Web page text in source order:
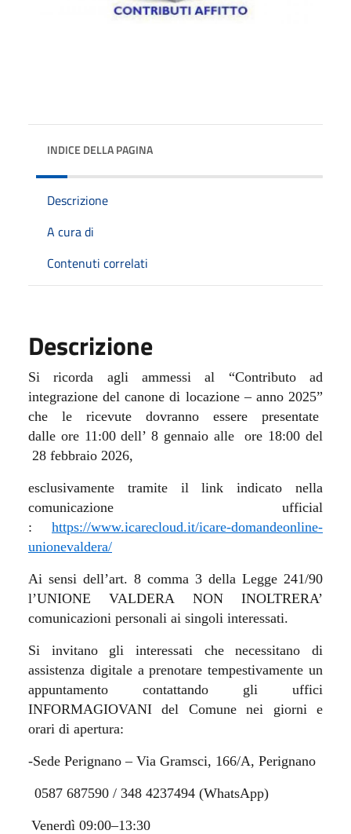
INDICE DELLA PAGINA
Descrizione
A cura di
Contenuti correlati
Descrizione
Si ricorda agli ammessi al “Contributo ad
integrazione del canone di locazione – anno 2025”
che le ricevute dovranno essere presentate
dalle ore 11:00 dell’ 8 gennaio alle ore 18:00 del
28 febbraio 2026,
esclusivamente tramite il link indicato nella
comunicazione ufficial
:
https://www.icarecloud.it/icare-domandeonline-
unionevaldera/
Ai sensi dell’art. 8 comma 3 della Legge 241/90
l’UNIONE VALDERA NON INOLTRERA’
comunicazioni personali ai singoli interessati.
Si invitano gli interessati che necessitano di
assistenza digitale a prenotare tempestivamente un
appuntamento contattando gli uffici
INFORMAGIOVANI del Comune nei giorni e
orari di apertura:
-Sede Perignano – Via Gramsci, 166/A, Perignano
0587 687590 / 348 4237494 (WhatsApp)
Venerdì 09:00–13:30